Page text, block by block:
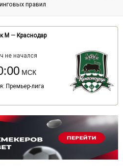
правил
М — Краснодар
не начался
Премьер-лига